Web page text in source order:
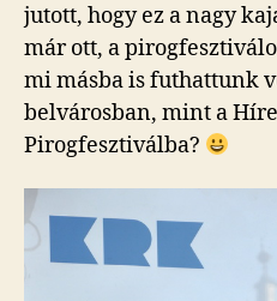
jutott, hogy ez a nagy
már ott, a
mi másba is futhattunk
belvárosban, mint a
Pirogfesztiválba?